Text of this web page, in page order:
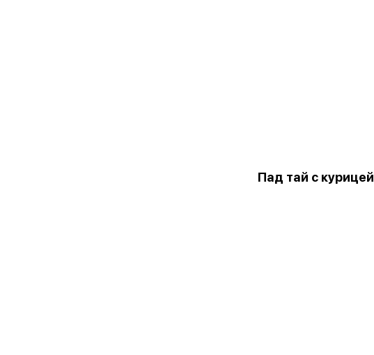
Пад тай с курицей